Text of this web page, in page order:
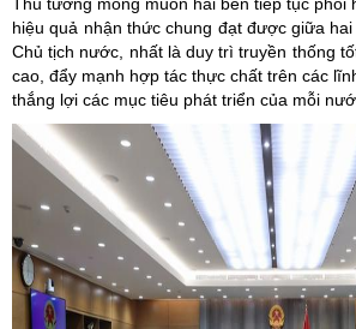
hiệu quả nhận thức chung đạt được giữa
Chủ tịch nước, nhất là duy trì truyền thống
cao, đẩy mạnh hợp tác thực chất trên các
thắng lợi các mục tiêu phát triển của mỗi